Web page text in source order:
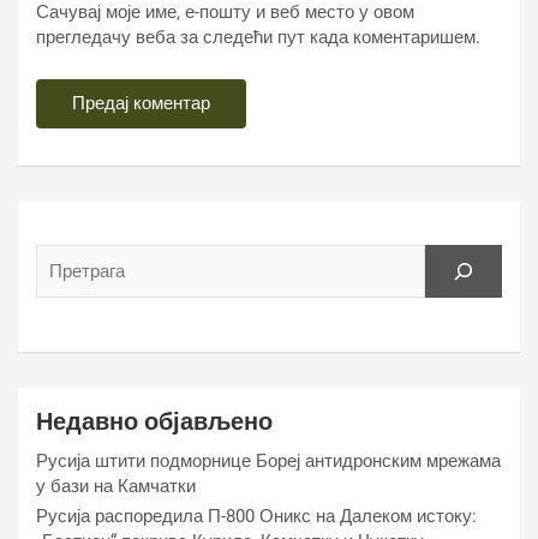
Сачувај моје име, е-пошту и веб место у овом
прегледачу веба за следећи пут када коментаришем.
Недавно објављено
Русија штити подморнице Бореј антидронским мрежама
у бази на Камчатки
Русија распоредила П-800 Оникс на Далеком истоку: